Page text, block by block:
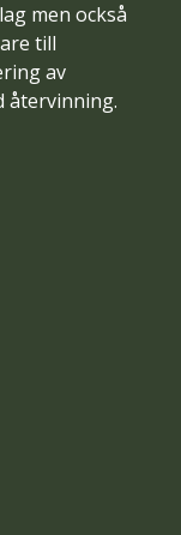
men också
till
av
återvinning.